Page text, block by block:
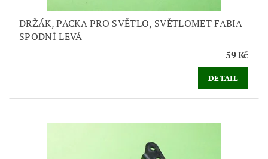
DRŽÁK, PACKA PRO SVĚTLO, SVĚTLOMET FABIA
SPODNÍ LEVÁ
59 Kč
DETAIL